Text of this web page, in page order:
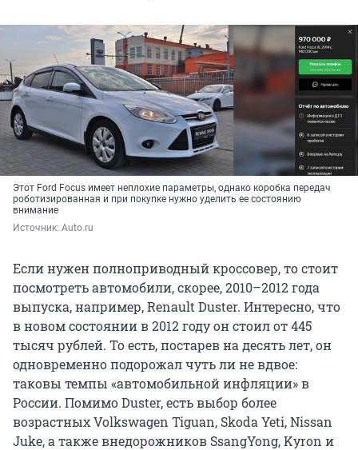
Этот Ford Focus имеет неплохие параметры, однако коробка передач
роботизированная и при покупке нужно уделить ее состоянию
внимание
Источник: Auto.ru
Если нужен полноприводный кроссовер, то стоит
посмотреть автомобили, скорее, 2010–2012 года
выпуска, например, Renault Duster. Интересно, что
в новом состоянии в 2012 году он стоил от 445
тысяч рублей. То есть, постарев на десять лет, он
одновременно подорожал чуть ли не вдвое:
таковы темпы «автомобильной инфляции» в
России. Помимо Duster, есть выбор более
возрастных Volkswagen Tiguan, Skoda Yeti, Nissan
Juke, а также внедорожников SsangYong, Kyron и